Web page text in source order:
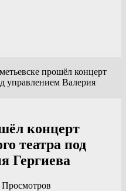
прошёл концерт
управлением Валерия
концерт
театра под
Гергиева
Просмотров